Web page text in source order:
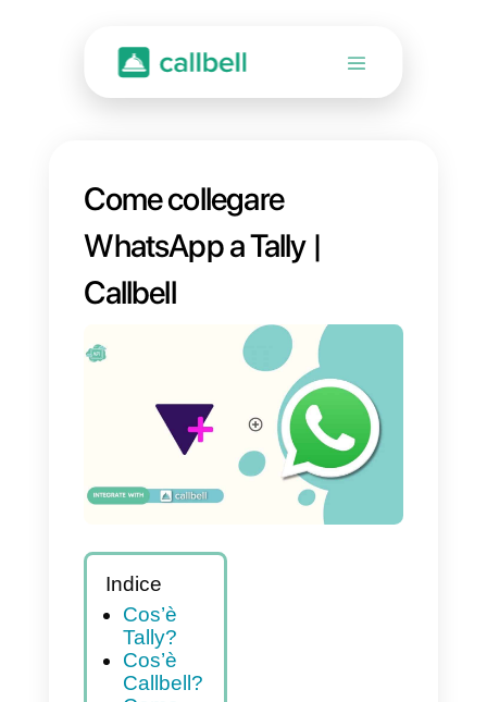
Come collegare
WhatsApp a Tally |
Callbell